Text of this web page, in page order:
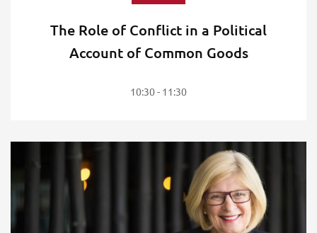
The Role of Conflict in a Political
Account of Common Goods
10:30 - 11:30